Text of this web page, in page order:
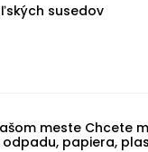
susedov
meste Chcete
papiera,